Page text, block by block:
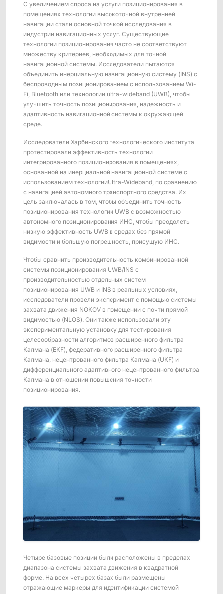
AI MoCap
Мо-cap без маркеров
Пакеты
Робототехника
Crazyflie & Crazyswarm
Платформа обучения роботов ShadowEngine
Инструменты для разработчиков
Многомодальный сбор и управление данными
Интеграции
Все интеграции
С увеличением спроса на услуги позиционирования в
помещениях технологии высокоточной внутренней
навигации стали основной точкой исследования в
индустрии навигационных услуг. Существующие
технологии позиционирования часто не соответствуют
множеству критериев, необходимых для точной
навигационной системы. Исследователи пытаются
объединить инерциальную навигационную систему (INS) с
беспроводным позиционированием с использованием Wi-
Fi, Bluetooth или технологии ultra-wideband (UWB), чтобы
улучшить точность позиционирования, надежность и
адаптивность навигационной системы к окружающей
среде.
Исследователи Харбинского технологического института
протестировали эффективность технологии
интегрированного позиционирования в помещениях,
основанной на инерциальной навигационной системе с
использованием технологииUltra-Wideband, по сравнению
с навигацией автономного транспортного средства. Их
цель заключалась в том, чтобы объединить точность
позиционирования технологии UWB с возможностью
автономного позиционирования ИНС, чтобы преодолеть
низкую эффективность UWB в средах без прямой
видимости и большую погрешность, присущую ИНС.
Чтобы сравнить производительность комбинированной
системы позиционирования UWB/INS с
производительностью отдельных систем
позиционирования UWB и INS в реальных условиях,
исследователи провели эксперимент с помощью системы
захвата движения NOKOV в помещении с почти прямой
видимостью (NLOS). Они также использовали эту
экспериментальную установку для тестирования
целесообразности алгоритмов расширенного фильтра
Калмана (EKF), федеративного расширенного фильтра
Калмана, нецентрованного фильтра Калмана (UKF) и
дифференциального адаптивного нецентрованного фильтра
Калмана в отношении повышения точности
позиционирования.
Четыре базовые позиции были расположены в пределах
диапазона системы захвата движения в квадратной
форме. На всех четырех базах были размещены
отражающие маркеры для идентификации системой